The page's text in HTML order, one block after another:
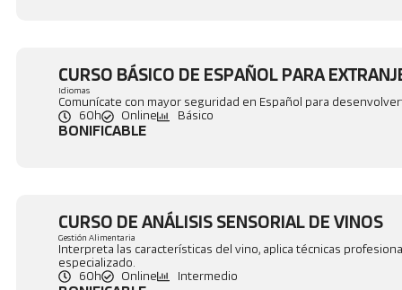
CURSO BÁSICO DE ESPAÑOL PARA
Idiomas
Comunícate con mayor seguridad en Español para
60h
Online Básico
BONIFICABLE
CURSO DE ANÁLISIS SENSORIAL DE VINOS
Gestión Alimentaria
Interpreta las características del vino, aplica técnicas
especializado.
60h
Online Intermedio